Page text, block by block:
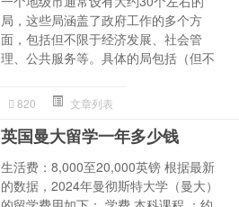
局，这些局涵盖了政府工作的多个方
面，包括但不限于经济发展、社会管
理、公共服务等。具体的局包括（但不
820 文章列表
英国曼大留学一年多少钱
生活费：8,000至20,000英镑 根据最新
的数据，2024年曼彻斯特大学（曼大）